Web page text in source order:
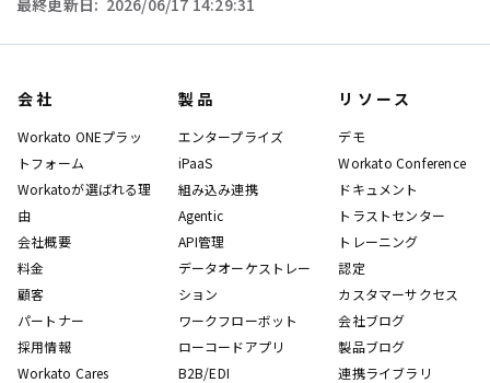
最終更新日: 2026/06/17 14:29:31
会社
Workato ONEプラッ
トフォーム
Workatoが選ばれる理
由
会社概要
料金
顧客
パートナー
採用情報
Workato Cares
製品
エンタープライズ
iPaaS
組み込み連携
Agentic
API管理
データオーケストレー
ション
ワークフローボット
ローコードアプリ
B2B/EDI
リソース
デモ
Workato Conference
ドキュメント
トラストセンター
トレーニング
認定
カスタマーサクセス
会社ブログ
製品ブログ
連携ライブラリ